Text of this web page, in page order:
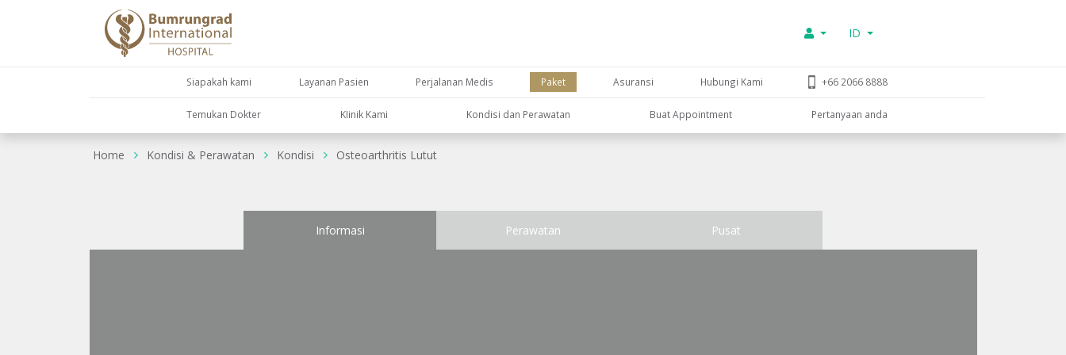
ID
Siapakah kami Layanan Pasien Perjalanan Medis Paket Asuransi Hubungi Kami +66 2066 8888
Temukan Dokter KIinik Kami Kondisi dan Perawatan Buat Appointment Pertanyaan anda
Home Kondisi & Perawatan Kondisi Osteoarthritis Lutut
Informasi Perawatan Pusat